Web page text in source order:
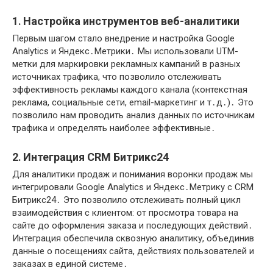
1․ Настройка инструментов веб-аналитики
Первым шагом стало внедрение и настройка Google
Analytics и Яндекс․Метрики․ Мы использовали UTM-
метки для маркировки рекламных кампаний в разных
источниках трафика, что позволило отслеживать
эффективность рекламы каждого канала (контекстная
реклама, социальные сети, email-маркетинг и т․д․)․ Это
позволило нам проводить анализ данных по источникам
трафика и определять наиболее эффективные․
2․ Интеграция CRM Битрикс24
Для аналитики продаж и понимания воронки продаж мы
интегрировали Google Analytics и Яндекс․Метрику с CRM
Битрикс24․ Это позволило отслеживать полный цикл
взаимодействия с клиентом: от просмотра товара на
сайте до оформления заказа и последующих действий․
Интеграция обеспечила сквозную аналитику, объединив
данные о посещениях сайта, действиях пользователей и
заказах в единой системе․